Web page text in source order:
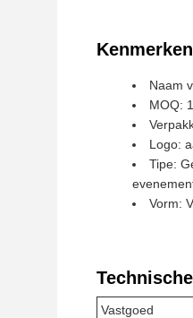
Naam
MOQ:
Logo:
Tipe:
Vorm:
Vastgoed